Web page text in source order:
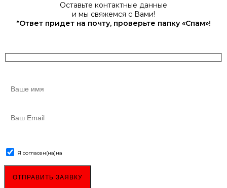
Оставьте контактные данные
и мы свяжемся с Вами!
*Ответ придет на почту, проверьте папку «Спам»!
Я согласен(на)на